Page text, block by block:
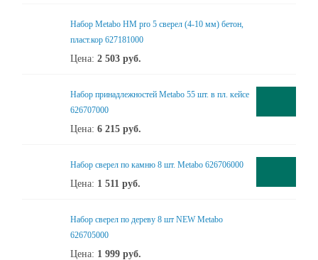
Набор Metabo НМ pro 5 сверел (4-10 мм) бетон,
пласт.кор 627181000
Цена: 2 503 руб.
Набор принадлежностей Metabo 55 шт. в пл. кейсе
626707000
Цена: 6 215 руб.
Набор сверел по камню 8 шт. Metabo 626706000
Цена: 1 511 руб.
Набор сверел по дереву 8 шт NEW Metabo
626705000
Цена: 1 999 руб.